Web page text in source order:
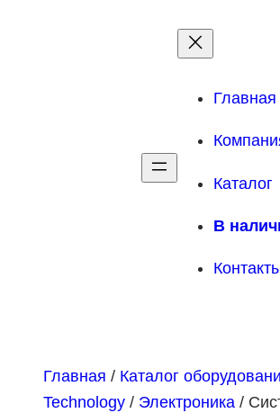
Главная
Каталог
В
Главная / Каталог
Technology / Электроника /